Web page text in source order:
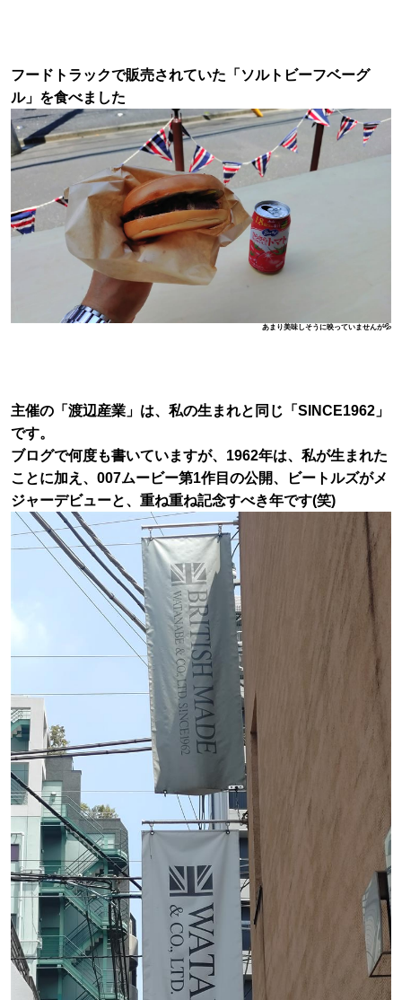
フードトラックで販売されていた「ソルトビーフベーグ
ル」を食べました
あまり美味しそうに映っていませんが💦
主催の「渡辺産業」は、私の生まれと同じ「SINCE1962」
です。
ブログで何度も書いていますが、1962年は、私が生まれた
ことに加え、007ムービー第1作目の公開、ビートルズがメ
ジャーデビューと、重ね重ね記念すべき年です(笑)